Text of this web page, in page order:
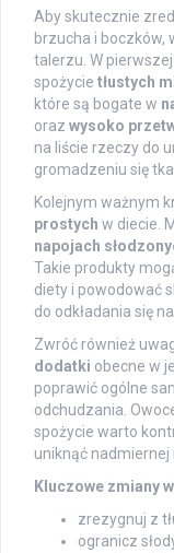
Aby skutecznie
brzucha i boczków,
talerzu. W
spożycie tłustych
które są bogate w
oraz wysoko
na liście rzeczy do
gromadzeniu się
Kolejnym ważnym
prostych w diecie.
napojach
Takie produkty
diety i powodować
do odkładania się
Zwróć również
dodatki obecne w
poprawić ogólne
odchudzania.
spożycie warto
uniknąć nadmiernej
Kluczowe zmiany
zrezygnuj z
ogranicz